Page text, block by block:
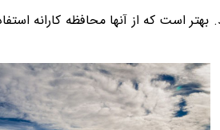
بهتر است که از آنها محافظه کارانه